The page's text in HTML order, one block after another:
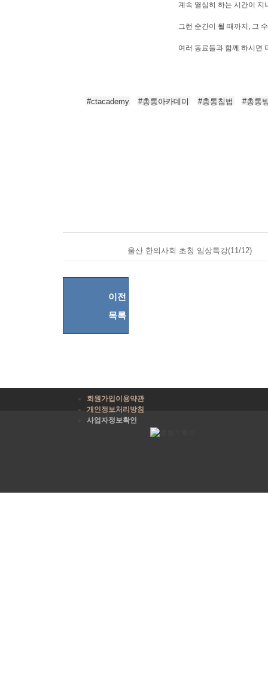
계속 열심히 하는 시간이
그런 순간이 될 때까지, 그
여러 동료들과 함께 하시면
#ctacademy #총통아카데미 #총통침법 #총통
울산 한의사회 초청 임상특강(11/12)
이전
목록
회원가입이용약관
개인정보처리방침
사업자정보확인